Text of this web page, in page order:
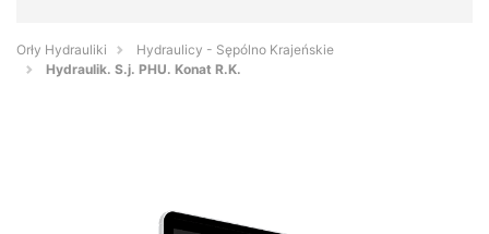
Orły Hydrauliki
Hydraulicy - Sępólno Krajeńskie
Hydraulik. S.j. PHU. Konat R.K.